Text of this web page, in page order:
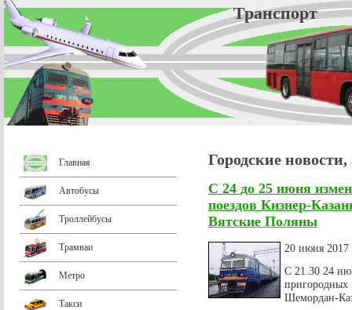
Главная
Автобусы
Троллейбусы
Трамваи
Метро
Такси
Городские
С 24 до 25 июня
поездов Кизнер-
Вятские Поляны
20 июня 2017
С 21.30 24
пригородных
Шемордан-